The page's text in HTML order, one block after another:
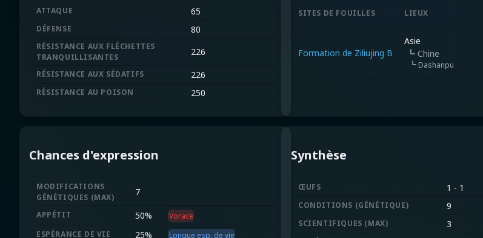
ATTAQUE 65
DÉFENSE 80
RÉSISTANCE AUX FLÉCHETTES
TRANQUILLISANTES
226
RÉSISTANCE AUX SÉDATIFS 226
RÉSISTANCE AU POISON 250
SITES DE FOUILLES LIEUX
Formation de Ziliujing B
Asie
┗ Chine
┗ Dashanpu
Synthèse
ŒUFS 1 - 1
CONDITIONS (GÉNÉTIQUE) 9
SCIENTIFIQUES (MAX) 3
Chances d'expression
MODIFICATIONS
GÉNÉTIQUES (MAX) 7
APPÉTIT 50%
Vorace
ESPÉRANCE DE VIE
25%
Longue esp. de vie